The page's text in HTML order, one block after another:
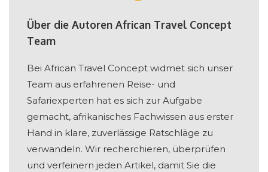
Über die Autoren African Travel Concept
Team
Bei African Travel Concept widmet sich unser
Team aus erfahrenen Reise- und
Safariexperten hat es sich zur Aufgabe
gemacht, afrikanisches Fachwissen aus erster
Hand in klare, zuverlässige Ratschläge zu
verwandeln. Wir recherchieren, überprüfen
und verfeinern jeden Artikel, damit Sie die